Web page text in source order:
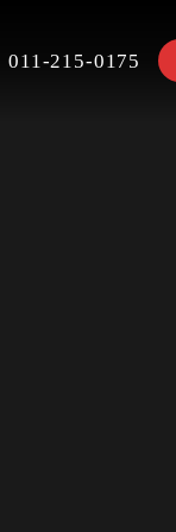
011-215-0175